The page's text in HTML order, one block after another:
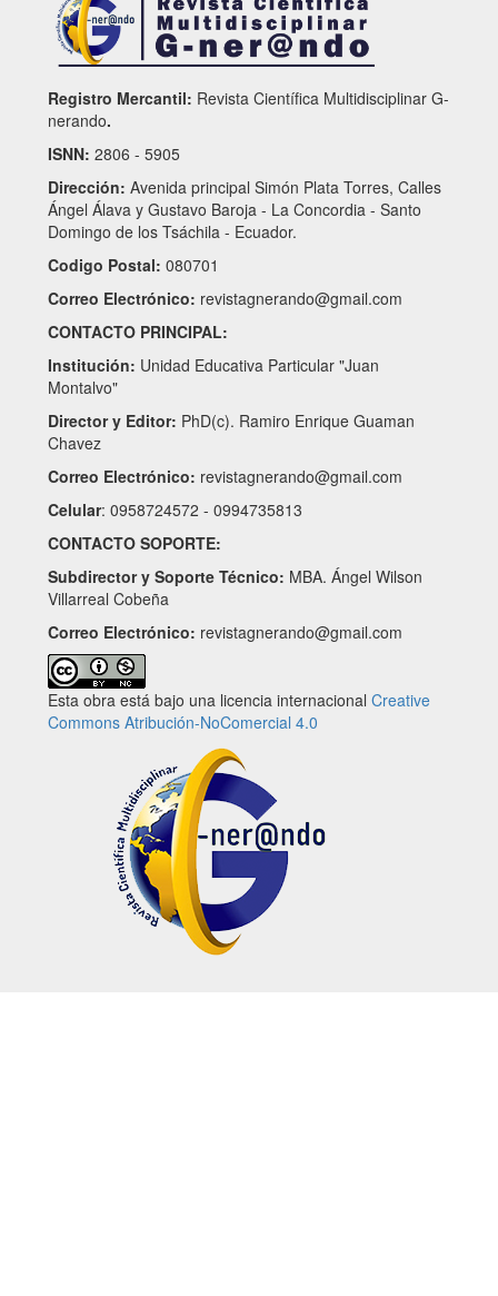
Registro Mercantil: Revista Científica Multidisciplinar G-
nerando.
ISNN: 2806 - 5905
Dirección: Avenida principal Simón Plata Torres, Calles
Ángel Álava y Gustavo Baroja - La Concordia - Santo
Domingo de los Tsáchila - Ecuador.
Codigo Postal: 080701
Correo Electrónico: revistagnerando@gmail.com
CONTACTO PRINCIPAL:
Institución: Unidad Educativa Particular "Juan
Montalvo"
Director y Editor: PhD(c). Ramiro Enrique Guaman
Chavez
Correo Electrónico: revistagnerando@gmail.com
Celular: 0958724572 - 0994735813
CONTACTO SOPORTE:
Subdirector y Soporte Técnico: MBA. Ángel Wilson
Villarreal Cobeña
Correo Electrónico: revistagnerando@gmail.com
Esta obra está bajo una licencia internacional Creative
Commons Atribución-NoComercial 4.0